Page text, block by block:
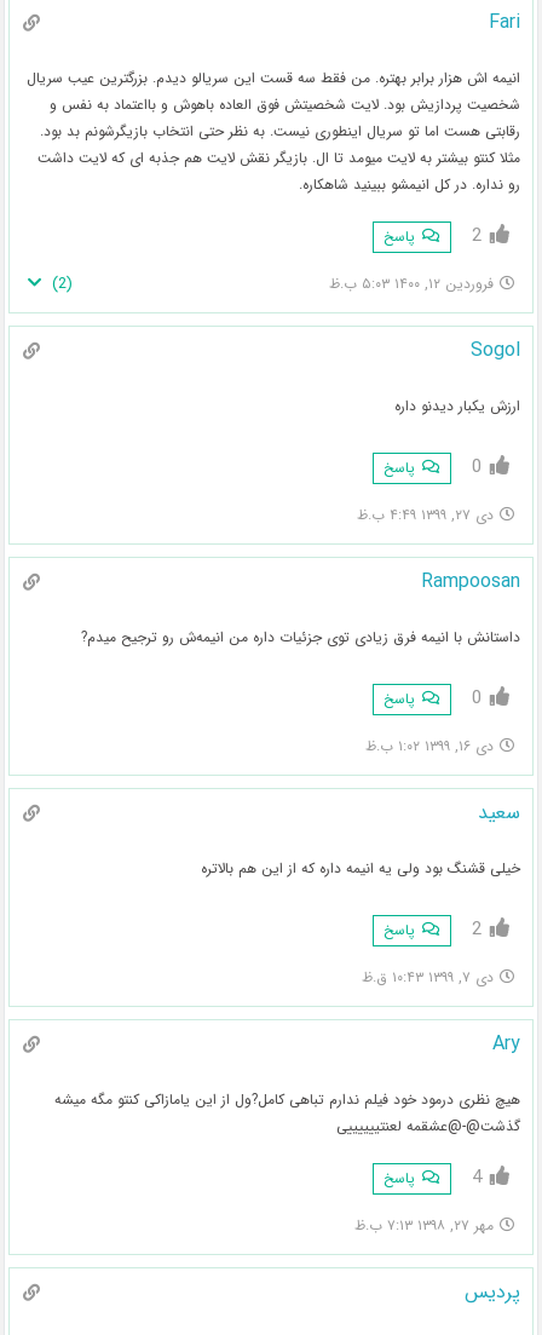
Fari
انیمه اش هزار برابر بهتره. من فقط سه قست این سریالو دیدم. بزرگترین عیب سریال
شخصیت پردازیش بود. لایت شخصیتش فوق العاده باهوش و بااعتماد به نفس و
رقابتی هست اما تو سریال اینطوری نیست. به نظر حتی انتخاب بازیگرشونم بد بود.
مثلا کنتو بیشتر به لایت میومد تا ال. بازیگر نقش لایت هم جذبه ای که لایت داشت
رو نداره. در کل انیمشو ببینید شاهکاره.
2 پاسخ
فروردین ۱۲, ۱۴۰۰ ۵:۰۳ ب.ظ (
2
)
Sogol
ارزش یکبار دیدنو داره
0 پاسخ
دی ۲۷, ۱۳۹۹ ۴:۴۹ ب.ظ
Rampoosan
داستانش با انیمه فرق زیادی توی جزئیات داره من انیمه‌ش رو ترجیح میدم?
0 پاسخ
دی ۱۶, ۱۳۹۹ ۱:۰۲ ب.ظ
سعید
خیلی قشنگ بود ولی یه انیمه داره که از این هم بالاتره
2 پاسخ
دی ۷, ۱۳۹۹ ۱۰:۴۳ ق.ظ
Ary
هیچ نظری درمود خود فیلم ندارم تباهی کامل?ول از این یامازاکی کنتو مگه میشه
گذشت@-@عشقمه لعنتییییییی
4 پاسخ
مهر ۲۷, ۱۳۹۸ ۷:۱۳ ب.ظ
پردیس